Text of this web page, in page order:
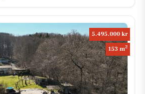
5.495.000 kr
153 m2